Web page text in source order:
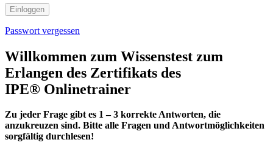
Passwort vergessen
Willkommen zum Wissenstest zum
Erlangen des Zertifikats des
IPE® Onlinetrainer
Zu jeder Frage gibt es 1 – 3 korrekte Antworten, die
anzukreuzen sind. Bitte alle Fragen und Antwortmöglichkeiten
sorgfältig durchlesen!